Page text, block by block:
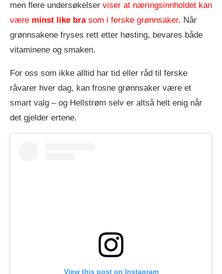
men flere undersøkelser viser at næringsinnholdet kan
være minst like brasom i ferske grønnsaker. Når
grønnsakene fryses rett etter høsting, bevares både
vitaminene og smaken.
For oss som ikke alltid har tid eller råd til ferske
råvarer hver dag, kan frosne grønnsaker være et
smart valg – og Hellstrøm selv er altså helt enig når
det gjelder ertene.
View this post on Instagram